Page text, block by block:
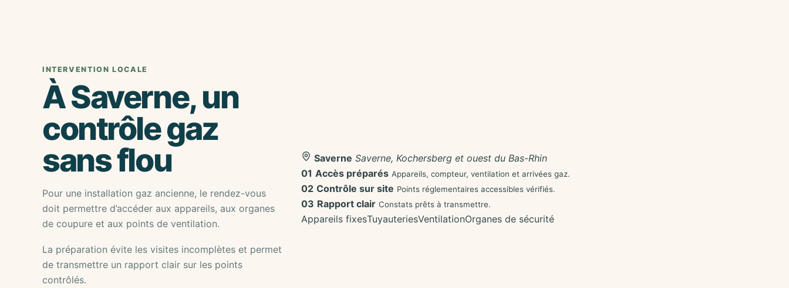
INTERVENTION LOCALE
À Saverne, un
contrôle gaz
sans flou
Pour une installation gaz ancienne, le rendez-vous
doit permettre d’accéder aux appareils, aux organes
de coupure et aux points de ventilation.
La préparation évite les visites incomplètes et permet
de transmettre un rapport clair sur les points
contrôlés.
Saverne Saverne, Kochersberg et ouest du Bas-Rhin
01 Accès préparés Appareils, compteur, ventilation et arrivées gaz.
02 Contrôle sur site Points réglementaires accessibles vérifiés.
03 Rapport clair Constats prêts à transmettre.
Appareils fixesTuyauteriesVentilationOrganes de sécurité